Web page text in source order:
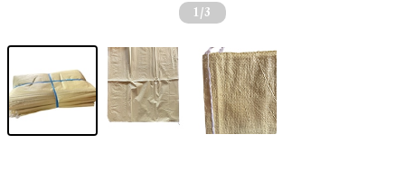
1 /3